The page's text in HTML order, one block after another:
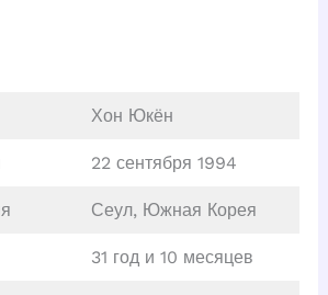
Хон Юкён
22 сентября 1994
Сеул, Южная Корея
31 год и 10 месяцев